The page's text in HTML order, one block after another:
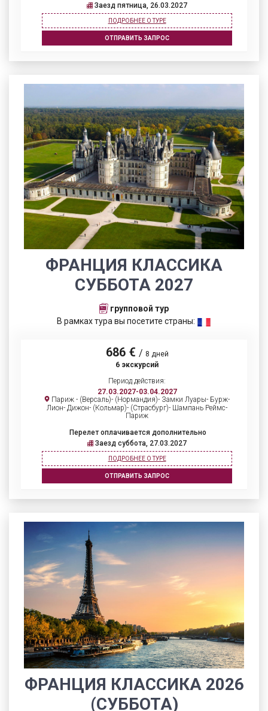
Заезд пятница, 26.03.2027
ПОДРОБНЕЕ О ТУРЕ
ОТПРАВИТЬ ЗАПРОС
ФРАНЦИЯ КЛАССИКА
СУББОТА 2027
групповой тур
В рамках тура вы посетите страны:
686 € / 8 дней
6 экскурсий
Период действия:
27.03.2027-03.04.2027
Париж - (Версаль)- (Нормандия)- Замки Луары- Бурж-
Лион- Дижон- (Кольмар)- (Страсбург)- Шампань Реймс-
Париж
Перелет оплачивается дополнительно
Заезд суббота, 27.03.2027
ПОДРОБНЕЕ О ТУРЕ
ОТПРАВИТЬ ЗАПРОС
ФРАНЦИЯ КЛАССИКА 2026
(СУББОТА)